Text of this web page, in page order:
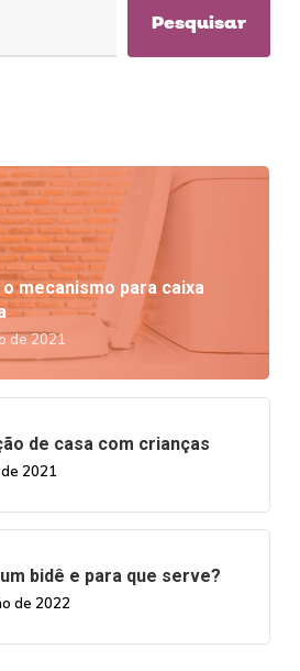
Pesquisar
o mecanismo para caixa
de 2021
de casa com crianças
2021
bidê e para que serve?
de 2022